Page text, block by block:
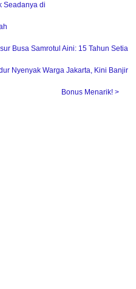
Seadanya di
Busa Samrotul Aini: 15 Tahun Setia
Nyenyak Warga Jakarta, Kini Banjir
Bonus Menarik! ˃